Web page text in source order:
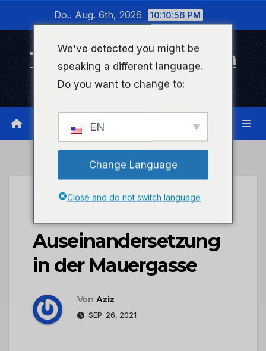
wechseln
Do.. Aug. 6th, 2026 10:10:56 PM
Timeline Bad Kreuznach
Infonetzwerk für Bad Kreuznach
UNCATEGORIZED
POL-PIKIR:
Auseinandersetzung
in der Mauergasse
Von Aziz
SEP. 26, 2021
We've detected you might be
speaking a different language.
Do you want to change to:
EN
Change Language
Close and do not switch language